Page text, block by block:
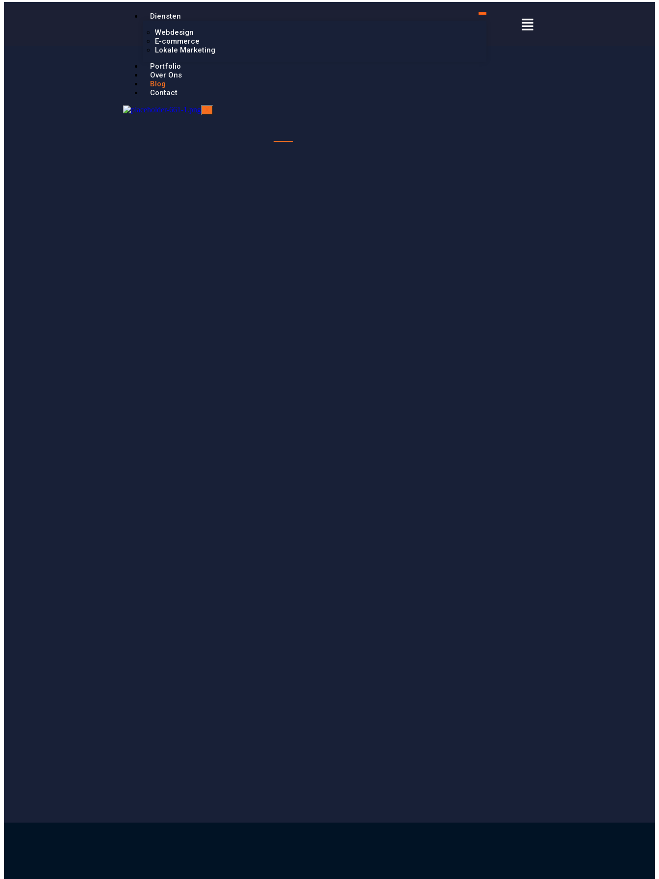
Diensten
Webdesign
E-commerce
Lokale Marketing
Portfolio
Over Ons
Blog
Contact